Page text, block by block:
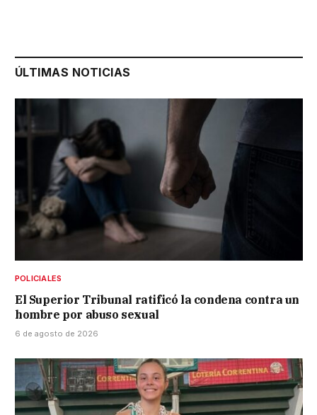
ÚLTIMAS NOTICIAS
POLICIALES
El Superior Tribunal ratificó la condena contra un
hombre por abuso sexual
6 de agosto de 2026